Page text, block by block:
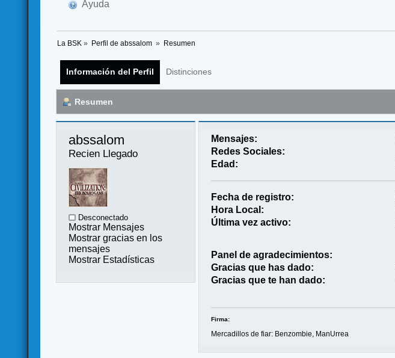
Ayuda
La BSK » Perfil de abssalom » Resumen
Información del Perfil Distinciones
Resumen
abssalom
Recien Llegado
Desconectado
Mostrar Mensajes
Mostrar gracias en los
mensajes
Mostrar Estadísticas
Mensajes:
Redes Sociales:
Edad:
Fecha de registro:
Hora Local:
Última vez activo:
Panel de agradecimientos:
Gracias que has dado:
Gracias que te han dado:
Firma:
Mercadillos de fiar: Benzombie, ManUrrea